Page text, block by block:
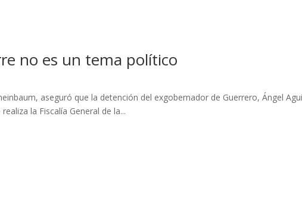
no es un tema político
aseguró que la detención del exgobernador de Guerrero, Ángel
la Fiscalía General de la...